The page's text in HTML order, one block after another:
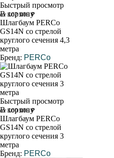
Быстрый просмотр
В корзину
от 162 000 ₽
Шлагбаум PERCo
GS14N со стрелой
круглого сечения 4,3
метра
Бренд: PERCo
Быстрый просмотр
В корзину
от 160 000 ₽
Шлагбаум PERCo
GS14N со стрелой
круглого сечения 3
метра
Бренд: PERCo